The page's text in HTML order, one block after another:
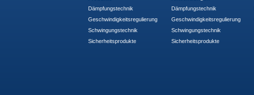
Dämpfungstechnik
Geschwindigkeitsregulierung
Schwingungstechnik
Sicherheitsprodukte
Dämpfungstechnik
Geschwindigkeitsregulierung
Schwingungstechnik
Sicherheitsprodukte